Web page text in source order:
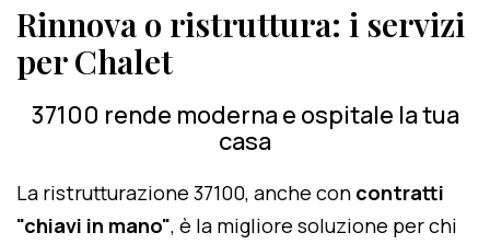
Rinnova o ristruttura: i servizi
per Chalet
37100 rende moderna e ospitale la tua
casa
La ristrutturazione 37100, anche con contratti
"chiavi in mano", è la migliore soluzione per chi